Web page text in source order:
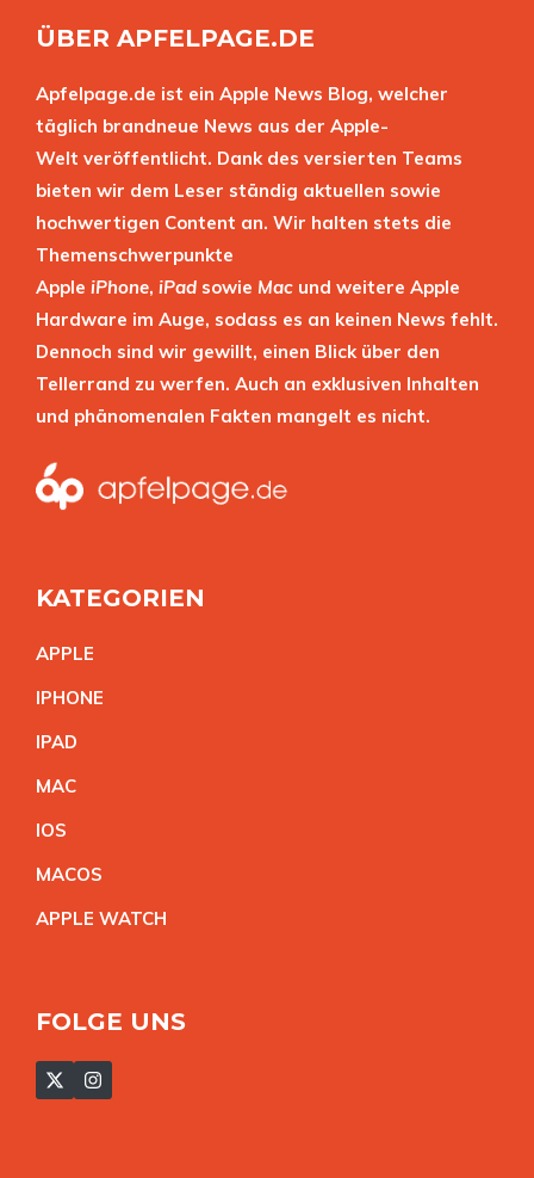
ÜBER APFELPAGE.DE
Apfelpage.de ist ein Apple News Blog, welcher
täglich brandneue News aus der Apple-
Welt veröffentlicht. Dank des versierten Teams
bieten wir dem Leser ständig aktuellen sowie
hochwertigen Content an. Wir halten stets die
Themenschwerpunkte
Apple iPhone, iPad sowie Mac und weitere Apple
Hardware im Auge, sodass es an keinen News fehlt.
Dennoch sind wir gewillt, einen Blick über den
Tellerrand zu werfen. Auch an exklusiven Inhalten
und phänomenalen Fakten mangelt es nicht.
KATEGORIEN
APPLE
IPHONE
IPAD
MAC
IOS
MACOS
APPLE WATCH
FOLGE UNS